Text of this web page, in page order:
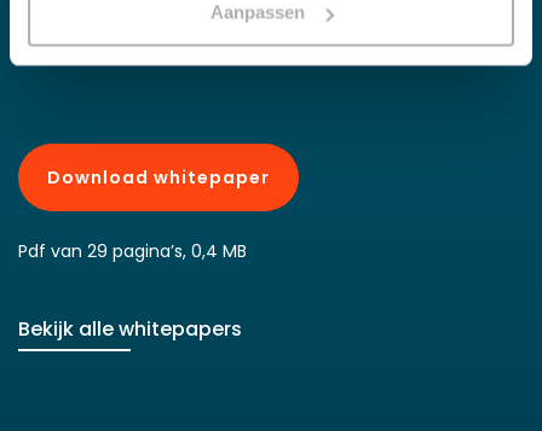
Aanpassen
deze whitepaper stomen we je klaar voor efficient data
management.
Download whitepaper
Pdf van 29 pagina’s, 0,4 MB
Bekijk alle whitepapers